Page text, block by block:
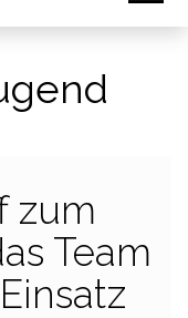
zum
Team